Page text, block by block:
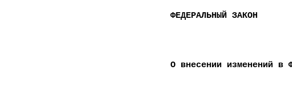
ФЕДЕРАЛЬНЫЙ ЗАКОН
О внесении изменений в